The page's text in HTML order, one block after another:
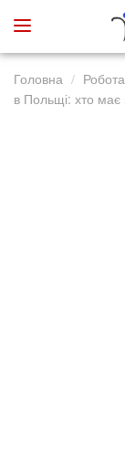
Головна Робота
в Польщі: хто має